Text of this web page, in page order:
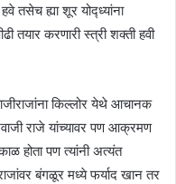
तसेच ह्या शूर योद्ध्यांना
तयार करणारी स्त्री शक्ती हवी
किल्लोर येथे आचानक
राजे यांच्यावर पण आक्रमण
होता पण त्यांनी अत्यंत
बंगळूर मध्ये फर्याद खान तर